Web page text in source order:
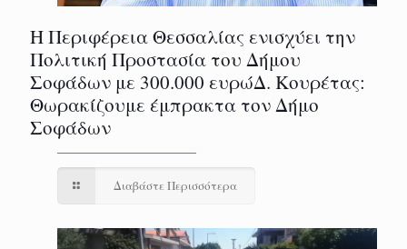
Η Περιφέρεια Θεσσαλίας ενισχύει την
Πολιτική Προστασία του Δήμου
Σοφάδων με 300.000 ευρώΔ. Κουρέτας:
Θωρακίζουμε έμπρακτα τον Δήμο
Σοφάδων
Διαβάστε Περισσότερα